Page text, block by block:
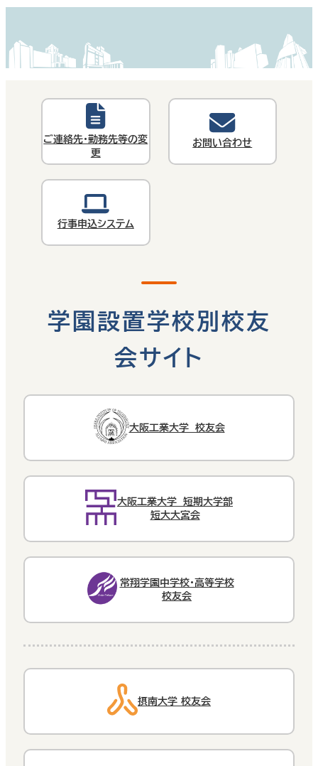
ご連絡先・勤務先等の変
更
お問い合わせ
行事申込システム
学園設置学校別校友
会サイト
大阪工業大学 校友会
大阪工業大学 短期大学部
短大大宮会
常翔学園中学校・高等学校
校友会
摂南大学 校友会